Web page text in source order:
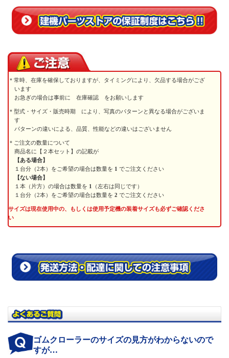
常時、在庫を確保しておりますが、タイミングにより、欠品する場合がござ
います
お急ぎの場合は事前に 在庫確認 をお願いします
型式・サイズ・販売時期 により、写真のパターンと異なる場合がございま
す
パターンの違いによる、品質、性能などの違いはございません
ご注文の数量について
商品名に【２本セット】の記載が
【ある場合】
１台分（2本）をご希望の場合は数量を 1 でご注文ください
【ない場合】
１本（片方）の場合は数量を 1
（左右は同じです）
１台分（2本）をご希望の場合は数量を 2 でご注文ください
サイズは現在使用中の、もしくは使用予定機の装着サイズも必ずご確認くださ
い
ゴムクローラーのサイズの見方がわからないので
すが…